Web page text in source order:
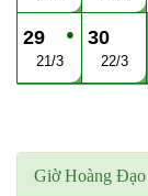
●
29
21/3
30
22/3
Giờ Hoàng Đạo